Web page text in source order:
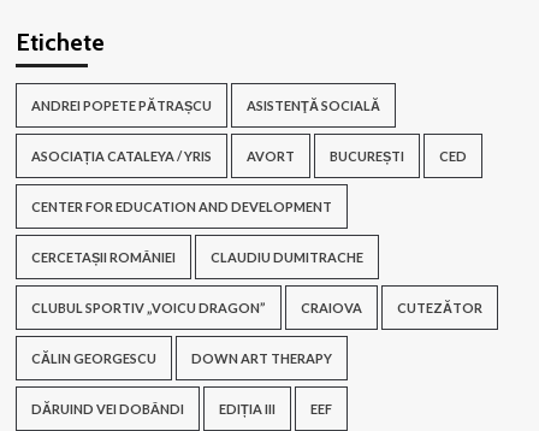
Etichete
ANDREI POPETE PĂTRAȘCU ASISTENŢĂ SOCIALĂ
ASOCIAȚIA CATALEYA / YRIS AVORT BUCUREȘTI CED
CENTER FOR EDUCATION AND DEVELOPMENT
CERCETAȘII ROMÂNIEI CLAUDIU DUMITRACHE
CLUBUL SPORTIV „VOICU DRAGON” CRAIOVA CUTEZĂTOR
CĂLIN GEORGESCU DOWN ART THERAPY
DĂRUIND VEI DOBÂNDI EDIȚIA III EEF